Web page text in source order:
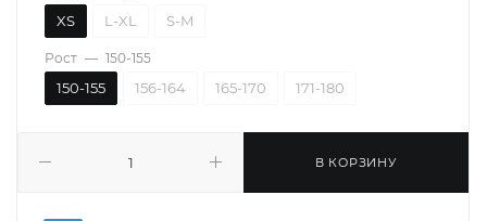
В КОРЗИНУ
XS L-XL S-M
Рост — 150-155
150-155 156-164 165-170 171-180